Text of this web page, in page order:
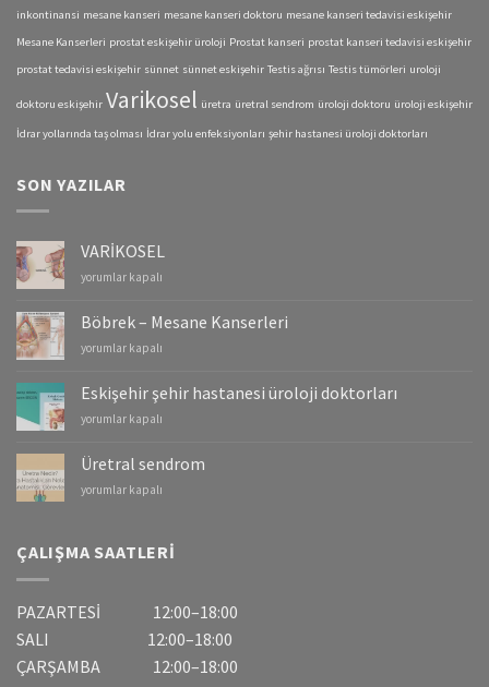
inkontinansi mesane kanseri mesane kanseri doktoru mesane kanseri tedavisi eskişehir
Mesane Kanserleri prostat eskişehir üroloji Prostat kanseri prostat kanseri tedavisi eskişehir
prostat tedavisi eskişehir sünnet sünnet eskişehir Testis ağrısı Testis tümörleri uroloji
doktoru eskişehir Varikosel üretra üretral sendrom üroloji doktoru üroloji eskişehir
İdrar yollarında taş olması İdrar yolu enfeksiyonları şehir hastanesi üroloji doktorları
SON YAZILAR
VARİKOSEL
VARİKOSEL
yorumlar kapalı
Böbrek – Mesane Kanserleri
Böbrek
Mesane
Kanserleri
için
yorumlar kapalı
Eskişehir şehir hastanesi üroloji doktorları
Eskişehir
hastanesi
üroloji
doktorları
yorumlar kapalı
Üretral sendrom
Üretral
yorumlar kapalı
ÇALIŞMA SAATLERI
PAZARTESİ 12:00–18:00
SALI 12:00–18:00
ÇARŞAMBA 12:00–18:00